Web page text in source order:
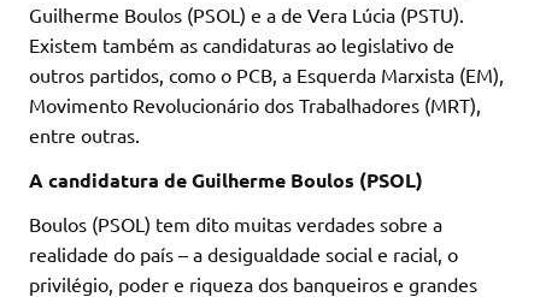
Guilherme Boulos (PSOL) e a de Vera Lúcia (PSTU).
Existem também as candidaturas ao legislativo de
outros partidos, como o PCB, a Esquerda Marxista (EM),
Movimento Revolucionário dos Trabalhadores (MRT),
entre outras.
A candidatura de Guilherme Boulos (PSOL)
Boulos (PSOL) tem dito muitas verdades sobre a
realidade do país – a desigualdade social e racial, o
privilégio, poder e riqueza dos banqueiros e grandes